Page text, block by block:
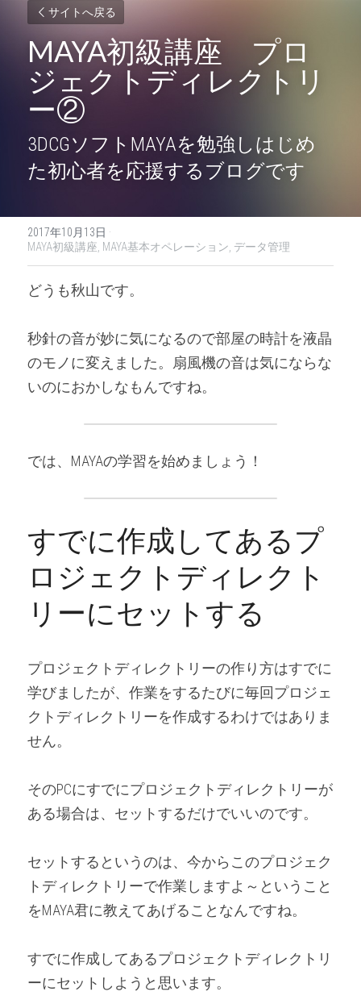
サイトへ戻る
MAYA初級講座　プロ
ジェクトディレクトリ
ー②
3DCGソフトMAYAを勉強しはじめ
た初心者を応援するブログです
2017年10月13日 ·
MAYA初級講座, MAYA基本オペレーション, データ管理
どうも秋山です。
秒針の音が妙に気になるので部屋の時計を液晶
のモノに変えました。扇風機の音は気にならな
いのにおかしなもんですね。
では、MAYAの学習を始めましょう！
すでに作成してあるプ
ロジェクトディレクト
リーにセットする
プロジェクトディレクトリーの作り方はすでに
学びましたが、作業をするたびに毎回プロジェ
クトディレクトリーを作成するわけではありま
せん。
そのPCにすでにプロジェクトディレクトリーが
ある場合は、セットするだけでいいのです。
セットするというのは、今からこのプロジェク
トディレクトリーで作業しますよ～ということ
をMAYA君に教えてあげることなんですね。
すでに作成してあるプロジェクトディレクトリ
ーにセットしようと思います。